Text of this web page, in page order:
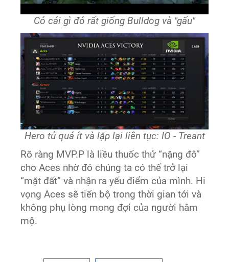
Có cái gì đó rất giống Bulldog và "gấu"
Hero tủ quá ít và lặp lại liên tục: IO - Treant
Rõ ràng MVP.P là liều thuốc thử “nặng đô”
cho Aces nhờ đó chúng ta có thể trở lại
“mặt đất” và nhận ra yếu điểm của mình. Hi
vọng Aces sẽ tiến bộ trong thời gian tới và
không phụ lòng mong đợi của người hâm
mộ.